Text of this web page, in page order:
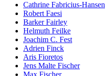
Cathrine Fabricius-Hansen
Robert Faesi
Barker Fairley
Helmuth Feilke
Joachim C. Fest
Adrien Finck
Aris Fioretos
Jens Malte Fischer
Max Fischer